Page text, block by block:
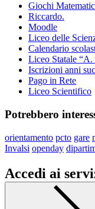
Giochi
Riccardo.
Moodle
Liceo delle
Calendario
Liceo Statale
Iscrizioni anni
Pago in Rete
Liceo Scientifico
Potrebbero
orientamento pcto gare
Invalsi openday
Accedi ai